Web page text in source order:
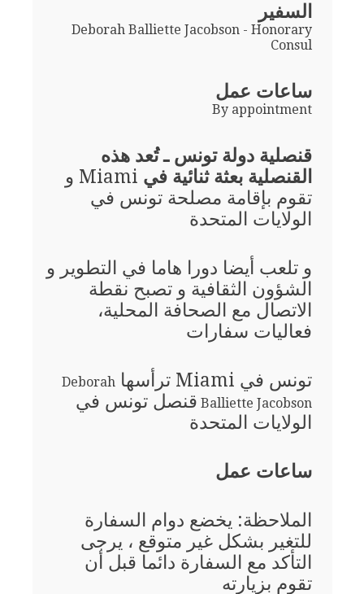
السفير
Deborah Balliette Jacobson - Honorary
Consul
ساعات عمل
By appointment
قنصلية دولة تونس ـ تُعد هذه
القنصلية بعثة ثنائية في
Miami و
تقوم بإقامة مصلحة تونس في
الولايات المتحدة
و تلعب أيضا دورا هاما في التطوير و
الشؤون الثقافية و تصبح نقطة
الاتصال مع الصحافة المحلية،
فعاليات سفارات
تونس في Miami ترأسها
Deborah
Balliette Jacobson قنصل تونس في
الولايات المتحدة
ساعات عمل
الملاحظة: يخضع دوام السفارة
للتغير بشكل غير متوقع ، يرجى
التأكد مع السفارة دائما قبل أن
تقوم بزيارته